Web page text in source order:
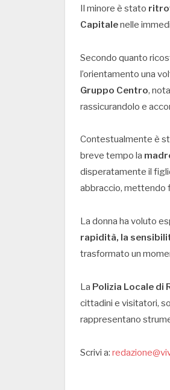
Il minore è stato
Capitalenelle
Secondo quanto
l’orientamento una
Gruppo Centro,
rassicurandolo e
Contestualmente è
breve tempo la
disperatamente il
abbraccio, mettendo
La donna ha voluto
rapidità, la
trasformato un
La Polizia Locale di
cittadini e visitatori,
rappresentano
Scrivi a: